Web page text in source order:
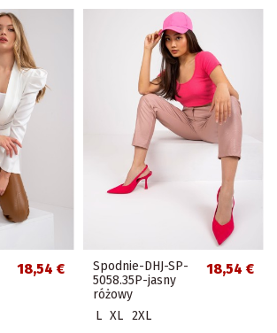
18,54 €
Spodnie-DHJ-SP-
5058.35P-jasny
różowy
18,54 €
L XL 2XL